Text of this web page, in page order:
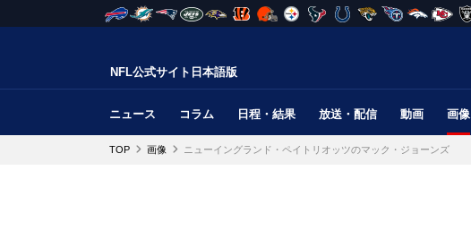
NFL公式サイト日本語版
ニュース コラム 日程・結果 放送・配信 動画 画像
TOP 画像 ニューイングランド・ペイトリオッツのマック・ジョーンズ